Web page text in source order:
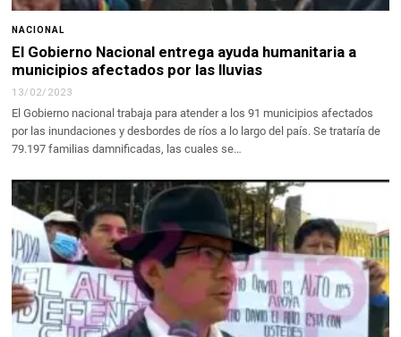
NACIONAL
El Gobierno Nacional entrega ayuda humanitaria a
municipios afectados por las lluvias
13/02/2023
El Gobierno nacional trabaja para atender a los 91 municipios afectados
por las inundaciones y desbordes de ríos a lo largo del país. Se trataría de
79.197 familias damnificadas, las cuales se…